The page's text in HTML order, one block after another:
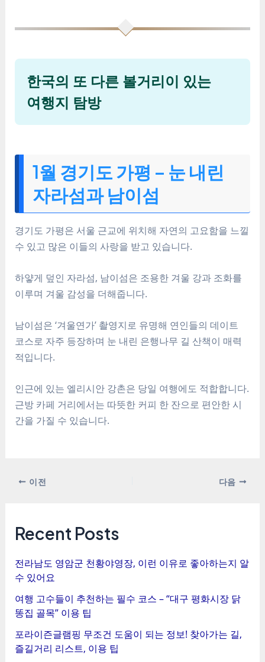
한국의 또 다른 볼거리이 있는
여행지 탐방
1월 경기도 가평 – 눈 내린
자라섬과 남이섬
경기도 가평은 서울 근교에 위치해 자연의 고요함을 느낄
수 있고 많은 이들의 사랑을 받고 있습니다.
하얗게 덮인 자라섬, 남이섬은 조용한 겨울 강과 조화를
이루며 겨울 감성을 더해줍니다.
남이섬은 ‘겨울연가’ 촬영지로 유명해 연인들의 데이트
코스로 자주 등장하며 눈 내린 은행나무 길 산책이 매력
적입니다.
인근에 있는 엘리시안 강촌은 당일 여행에도 적합합니다.
근방 카페 거리에서는 따뜻한 커피 한 잔으로 편안한 시
간을 가질 수 있습니다.
이전 다음
Recent Posts
전라남도 영암군 천황야영장, 이런 이유로 좋아하는지 알
수 있어요
여행 고수들이 추천하는 필수 코스 – “대구 평화시장 닭
똥집 골목” 이용 팁
포라이즌글램핑 무조건 도움이 되는 정보! 찾아가는 길,
즐길거리 리스트, 이용 팁